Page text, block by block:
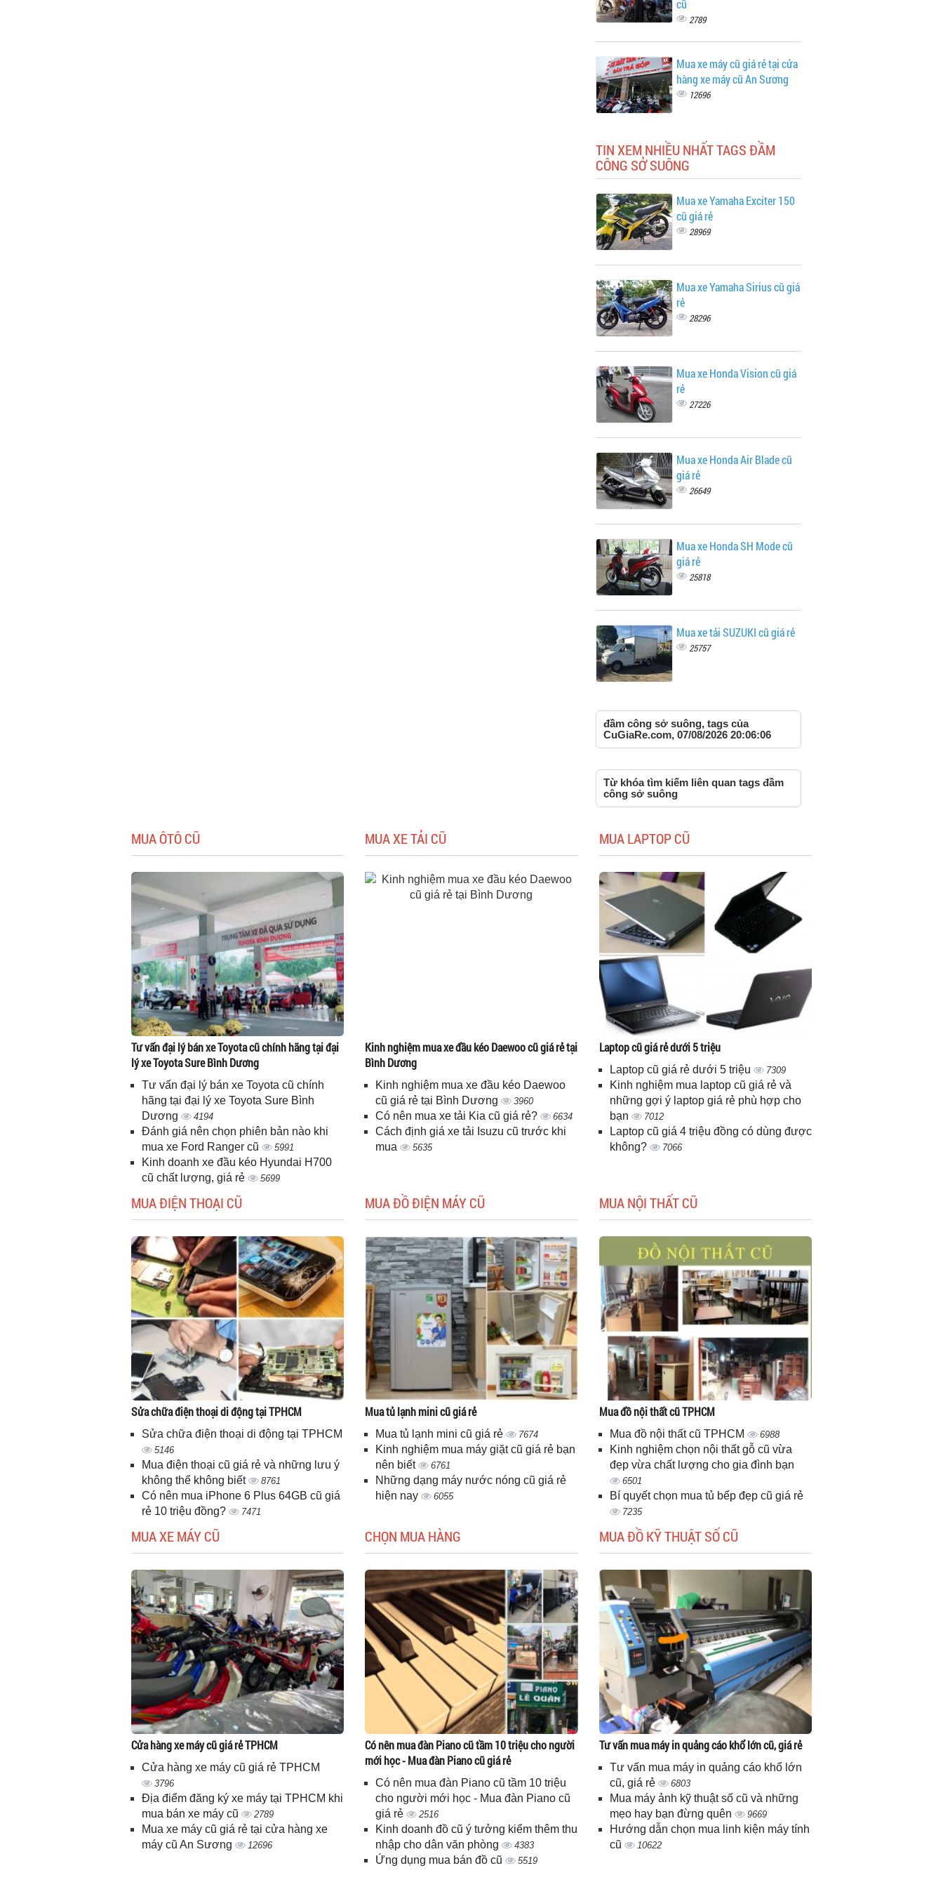
cũ
2789
Mua xe máy cũ giá rẻ tại cửa
hàng xe máy cũ An Sương
12696
TIN XEM NHIỀU NHẤT TAGS ĐẦM
CÔNG SỞ SUÔNG
Mua xe Yamaha Exciter 150
cũ giá rẻ
28969
Mua xe Yamaha Sirius cũ giá
rẻ
28296
Mua xe Honda Vision cũ giá
rẻ
27226
Mua xe Honda Air Blade cũ
giá rẻ
26649
Mua xe Honda SH Mode cũ
giá rẻ
25818
Mua xe tải SUZUKI cũ giá rẻ
25757
đầm công sở suông, tags của
CuGiaRe.com, 07/08/2026 20:06:06
Từ khóa tìm kiếm liên quan tags đầm
công sở suông
MUA ÔTÔ CŨ
Tư vấn đại lý bán xe Toyota cũ chính hãng tại đại
lý xe Toyota Sure Bình Dương
Tư vấn đại lý bán xe Toyota cũ chính
hãng tại đại lý xe Toyota Sure Bình
Dương
4194
Đánh giá nên chọn phiên bản nào khi
mua xe Ford Ranger cũ
5991
Kinh doanh xe đầu kéo Hyundai H700
cũ chất lượng, giá rẻ
5699
MUA XE TẢI CŨ
Kinh nghiệm mua xe đầu kéo Daewoo cũ giá rẻ tại
Bình Dương
Kinh nghiệm mua xe đầu kéo Daewoo
cũ giá rẻ tại Bình Dương
3960
Có nên mua xe tải Kia cũ giá rẻ? 6634
Cách định giá xe tải Isuzu cũ trước khi
mua
5635
MUA LAPTOP CŨ
Laptop cũ giá rẻ dưới 5 triệu
Laptop cũ giá rẻ dưới 5 triệu 7309
Kinh nghiệm mua laptop cũ giá rẻ và
những gợi ý laptop giá rẻ phù hợp cho
bạn
7012
Laptop cũ giá 4 triệu đồng có dùng được
không?
7066
MUA ĐIỆN THOẠI CŨ
Sửa chữa điện thoại di động tại TPHCM
Sửa chữa điện thoại di động tại TPHCM
5146
Mua điện thoại cũ giá rẻ và những lưu ý
không thể không biết
8761
Có nên mua iPhone 6 Plus 64GB cũ giá
rẻ 10 triệu đồng?
7471
MUA ĐỒ ĐIỆN MÁY CŨ
Mua tủ lạnh mini cũ giá rẻ
Mua tủ lạnh mini cũ giá rẻ 7674
Kinh nghiệm mua máy giặt cũ giá rẻ bạn
nên biết
6761
Những dạng máy nước nóng cũ giá rẻ
hiện nay
6055
MUA NỘI THẤT CŨ
Mua đồ nội thất cũ TPHCM
Mua đồ nội thất cũ TPHCM 6988
Kinh nghiệm chọn nội thất gỗ cũ vừa
đẹp vừa chất lượng cho gia đình bạn
6501
Bí quyết chọn mua tủ bếp đẹp cũ giá rẻ
7235
MUA XE MÁY CŨ
Cửa hàng xe máy cũ giá rẻ TPHCM
Cửa hàng xe máy cũ giá rẻ TPHCM
3796
Địa điểm đăng ký xe máy tại TPHCM khi
mua bán xe máy cũ
2789
Mua xe máy cũ giá rẻ tại cửa hàng xe
máy cũ An Sương
12696
CHỌN MUA HÀNG
Có nên mua đàn Piano cũ tầm 10 triệu cho người
mới học - Mua đàn Piano cũ giá rẻ
Có nên mua đàn Piano cũ tầm 10 triệu
cho người mới học - Mua đàn Piano cũ
giá rẻ
2516
Kinh doanh đồ cũ ý tưởng kiểm thêm thu
nhập cho dân văn phòng
4383
Ứng dụng mua bán đồ cũ 5519
MUA ĐỒ KỸ THUẬT SỐ CŨ
Tư vấn mua máy in quảng cáo khổ lớn cũ, giá rẻ
Tư vấn mua máy in quảng cáo khổ lớn
cũ, giá rẻ
6803
Mua máy ảnh kỹ thuật số cũ và những
mẹo hay bạn đừng quên
9669
Hướng dẫn chọn mua linh kiện máy tính
cũ
10622